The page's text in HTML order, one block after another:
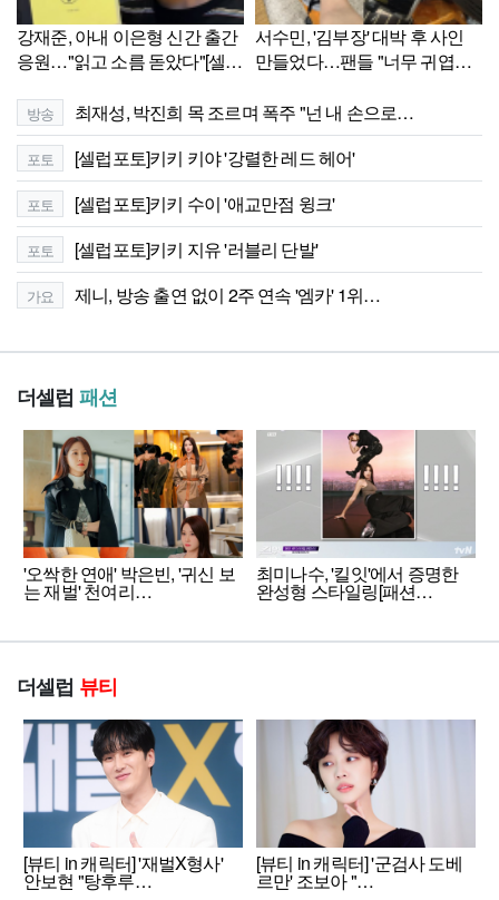
강재준, 아내 이은형 신간 출간
응원…"읽고 소름 돋았다"[셀럽
서수민, '김부장' 대박 후 사인
만들었다…팬들 "너무 귀엽다"
방송 최재성, 박진희 목 조르며 폭주 "넌 내 손으로…
포토 [셀럽포토]키키 키야 '강렬한 레드 헤어'
포토 [셀럽포토]키키 수이 '애교만점 윙크'
포토 [셀럽포토]키키 지유 '러블리 단발'
가요 제니, 방송 출연 없이 2주 연속 '엠카' 1위…
더셀럽 패션
'오싹한 연애' 박은빈, '귀신 보
는 재벌' 천여리…
최미나수, '킬잇'에서 증명한
완성형 스타일링[패션…
더셀럽 뷰티
[뷰티 in 캐릭터] '재벌X형사'
안보현 "탕후루…
[뷰티 in 캐릭터] '군검사 도베
르만' 조보아 "…